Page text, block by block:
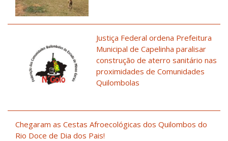
Justiça Federal ordena Prefeitura
Municipal de Capelinha paralisar
construção de aterro sanitário nas
proximidades de Comunidades
Quilombolas
Chegaram as Cestas Afroecológicas dos Quilombos do
Rio Doce de Dia dos Pais!